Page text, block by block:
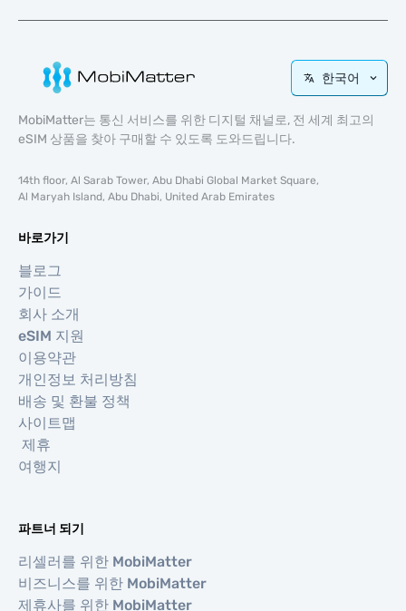
한국어
MobiMatter는 통신 서비스를 위한 디지털 채널로, 전 세계 최고의
eSIM 상품을 찾아 구매할 수 있도록 도와드립니다.
14th floor, Al Sarab Tower, Abu Dhabi Global Market Square,
Al Maryah Island, Abu Dhabi, United Arab Emirates
바로가기
블로그
가이드
회사 소개
eSIM 지원
이용약관
개인정보 처리방침
배송 및 환불 정책
사이트맵
제휴
여행지
파트너 되기
리셀러를 위한 MobiMatter
비즈니스를 위한 MobiMatter
제휴사를 위한 MobiMatter